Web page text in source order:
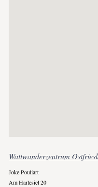
Wattwanderzentrum
Joke Pouliart
Am Harlesiel 20